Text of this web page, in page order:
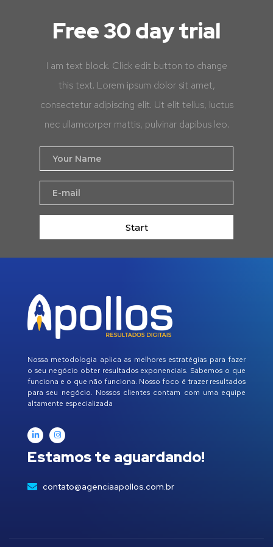
Free 30 day trial
I am text block. Click edit button to change
this text. Lorem ipsum dolor sit amet,
consectetur adipiscing elit. Ut elit tellus, luctus
nec ullamcorper mattis, pulvinar dapibus leo.
Start
Nossa metodologia aplica as melhores estratégias para fazer
o seu negócio obter resultados exponenciais. Sabemos o que
funciona e o que não funciona. Nosso foco é trazer resultados
para seu negócio. Nossos clientes contam com uma equipe
altamente especializada
Estamos te aguardando!
contato@agenciaapollos.com.br